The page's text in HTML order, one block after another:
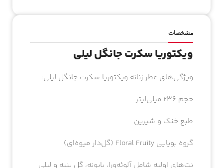
مشخصات
ویکتوریا سکرت جانگل لیلی
ویژگی‌های عطر زنانه ویکتوریا سکرت جانگل لیلی:
حجم 236 میلی‌لیتر
طبع خنک و شیرین
گروه بویایی Floral Fruity (گل‌دار میوه‌ای)
نت‌های اولیه شامل آلوئه‌ورا، بابونه، گل پنبه و لیلی